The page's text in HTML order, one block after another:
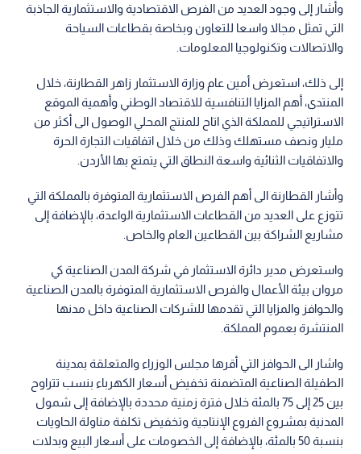
وأشار إلى وجود العديد من الفرص الاقتصادية والاستثمارية الجاذبة
التي تمثل مجالا واسعا للتعاون وبخاصة بقطاعات السياحة
والاتصالات وتكنولوجيا المعلومات.
إلى ذلك، استعرض أمين عام وزارة الاستثمار زاهر القطارنة، خلال
المنتدى، أهم المزايا التنافسية للاقتصاد الوطني وأهمية الموقع
الاستراتيجي للمملكة الذي اتاح للمنتج المحلي الوصول الى أكثر من
مليار ونصف مستهلك وذلك من خلال اتفاقيات التجارة الحرة
والاتفاقيات الثنائية واسعة النطاق التي يتمتع بها الأردن.
وأشار القطارنة الى أهم الفرص الاستثمارية المتوفرة بالمملكة التي
تتوزع على العديد من القطاعات الاستثمارية الواعدة، بالإضافة إلى
مشاريع الشراكة بين القطاعين العام والخاص.
واستعرض مدير دائرة الاستثمار في شركة المدن الصناعية كي
مروان بيئة الأعمال والفرص الاستثمارية المتوفرة بالمدن الصناعية
والحوافز والمزايا التي تقدمها للشركات الصناعية داخل مدنها
المنتشرة بعموم المملكة.
واشار الى الحوافز التي أقرها مجلس الوزراء والمتعلقة بمدينة
الطفيلة الصناعية المتضمنة تخفيض أسعار الكهرباء بنسب تتراوح
بين 25 إلى 75 بالمئة خلال فترة زمنية محددة بالإضافة إلى شمول
المدنية بمشروع الفروع الإنتاجية وتخفيض تكلفة مناولة الحاويات
بنسبة 50 بالمئة، بالإضافة إلى الخصومات على أسعار البيع وبدلات